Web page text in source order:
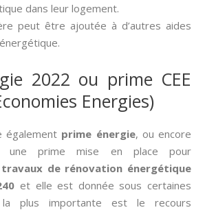
dans leur logement.
peut être ajoutée à d’autres aides
2022 ou prime CEE
Energies)
également prime énergie, ou encore
une prime mise en place pour
travaux de rénovation énergétique
et elle est donnée sous certaines
la plus importante est le recours